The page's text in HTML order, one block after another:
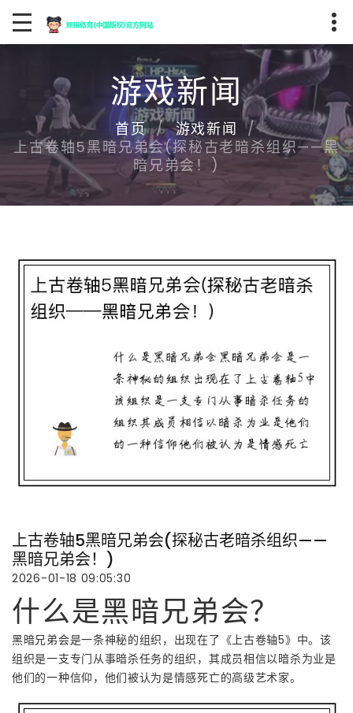
游戏新闻
首页
游戏新闻
上古卷轴5黑暗兄弟会(探秘古老暗杀组织——黑
暗兄弟会！)
上古卷轴5黑暗兄弟会(探秘古老暗杀组织——
黑暗兄弟会！)
2026-01-18 09:05:30
什么是黑暗兄弟会？
黑暗兄弟会是一条神秘的组织，出现在了《上古卷轴5》中。该
组织是一支专门从事暗杀任务的组织，其成员相信以暗杀为业是
他们的一种信仰，他们被认为是情感死亡的高级艺术家。